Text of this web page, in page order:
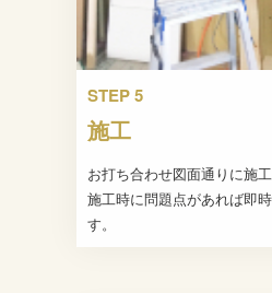
STEP 5
施工
お打ち合わせ図面通りに施
施工時に問題点があれば即
す。